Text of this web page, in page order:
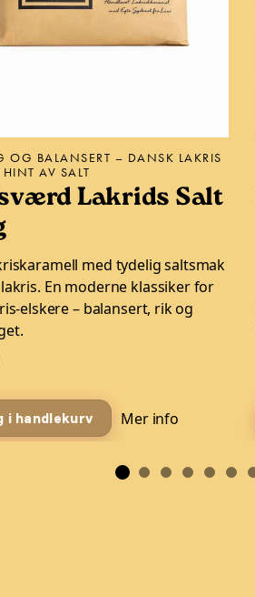
OG BALANSERT – DANSK LAKRIS
AV SALT
Lakrids Salt
med tydelig saltsmak
En moderne klassiker for
elskere – balansert, rik og
i handlekurv Mer info